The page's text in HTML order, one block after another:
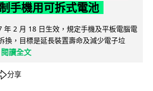
手機用可拆式電池
年 2 月 18 日生效，規定手機及平板電腦電
換，目標是延長裝置壽命及減少電子垃
閱讀全文
分享